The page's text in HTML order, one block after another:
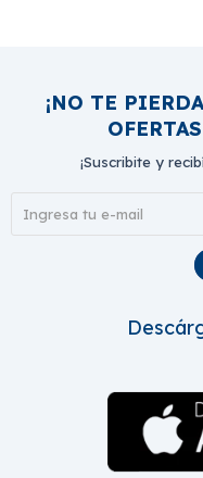
¡NO TE
¡Suscribite y